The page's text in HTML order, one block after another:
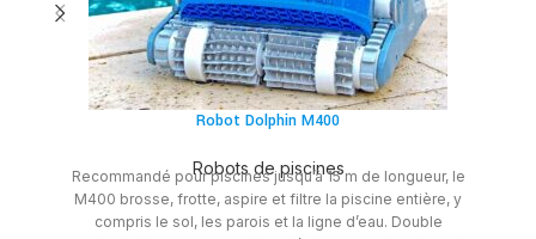
Robot Dolphin M400
Robots de piscines
Recommandé pour piscines jusqu’à 15 m de longueur, le
M400 brosse, frotte, aspire et filtre la piscine entière, y
compris le sol, les parois et la ligne d’eau. Double